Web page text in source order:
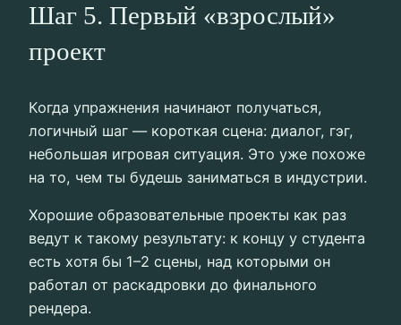
Шаг 5. Первый «взрослый»
проект
Когда упражнения начинают получаться,
логичный шаг — короткая сцена: диалог, гэг,
небольшая игровая ситуация. Это уже похоже
на то, чем ты будешь заниматься в индустрии.
Хорошие образовательные проекты как раз
ведут к такому результату: к концу у студента
есть хотя бы 1–2 сцены, над которыми он
работал от раскадровки до финального
рендера.